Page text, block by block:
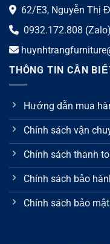
62/E3, Nguyễn Thị
0932.172.808 (Zalo)
THÔNG TIN CẦN
Hướng dẫn mua
Chính sách vận
Chính sách thanh
Chính sách bảo
Chính sách bảo mật